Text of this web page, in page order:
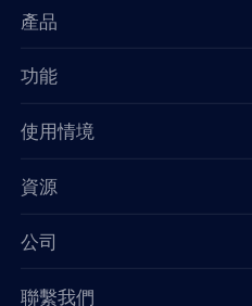
產品
功能
使用情境
資源
公司
聯繫我們